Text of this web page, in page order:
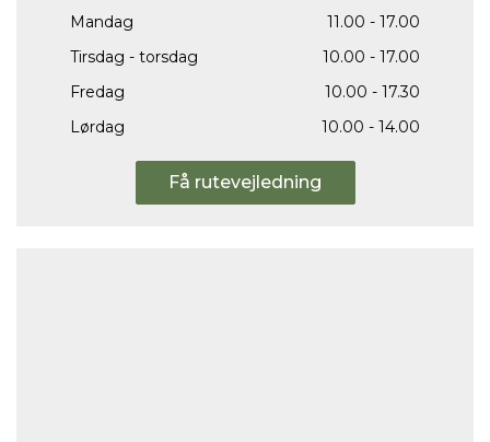
Mandag
11.00 - 17.00
Tirsdag - torsdag
10.00 - 17.00
Fredag
10.00 - 17.30
Lørdag
10.00 - 14.00
Få rutevejledning